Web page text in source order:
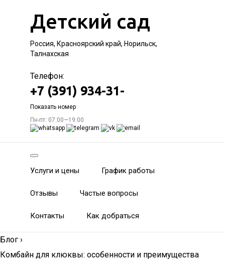
Детский сад
Россия, Красноярский край, Норильск,
Талнахская
Телефон:
+7 (391) 934-31-
Показать номер
Пн-пт: 07:00—19:00
Услуги и цены График работы
Отзывы Частые вопросы
Контакты Как добраться
Блог ›
Комбайн для клюквы: особенности и преимущества